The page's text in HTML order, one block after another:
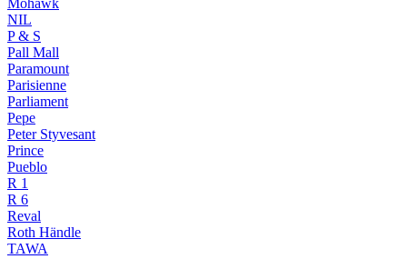
Mohawk
NIL
P & S
Pall Mall
Paramount
Parisienne
Parliament
Pepe
Peter Styvesant
Prince
Pueblo
R 1
R 6
Reval
Roth Händle
TAWA